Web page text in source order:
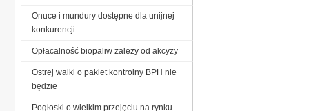
Onuce i mundury dostępne dla unijnej
konkurencji
Opłacalność biopaliw zależy od akcyzy
Ostrej walki o pakiet kontrolny BPH nie
będzie
Pogłoski o wielkim przejęciu na rynku